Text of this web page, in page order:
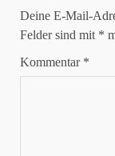
Deine E-Mail-
Felder sind mit *
Kommentar *